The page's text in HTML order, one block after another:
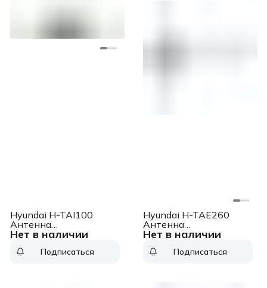
Нет в наличии
Hyundai H-TAI100
Антенна
телевизионная 3дБ
Подписаться
Нет в наличии
Hyundai H-TAE260
Антенна
телевизионная
серебристый
Подписаться